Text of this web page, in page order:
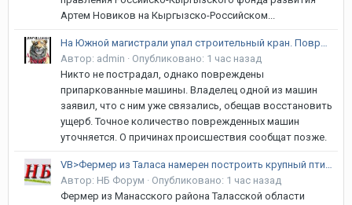
Артем Новиков на Кыргызско-Российском...
На Южной магистрали упал строительный кран. Повреждены автомобили
Автор: admin · Опубликовано: 1 час назад
Никто не пострадал, однако повреждены
припаркованные машины. Владелец одной из машин
заявил, что с ним уже связались, обещав восстановить
ущерб. Точное количество поврежденных машин
уточняется. О причинах происшествия сообщат позже.
VB>Фермер из Таласа намерен построить крупный птицеводческий комплекс
Автор: НБ Форум · Опубликовано: 1 час назад
Фермер из Манасского района Таласской области